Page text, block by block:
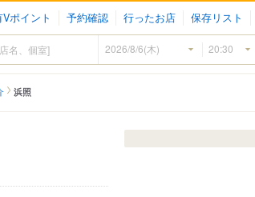
ポイント 予約確認 行ったお店 保存リスト
浜照